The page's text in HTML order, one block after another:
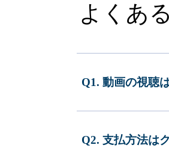
よくあ
Q1. 動画の視聴
Q2. 支払方法は